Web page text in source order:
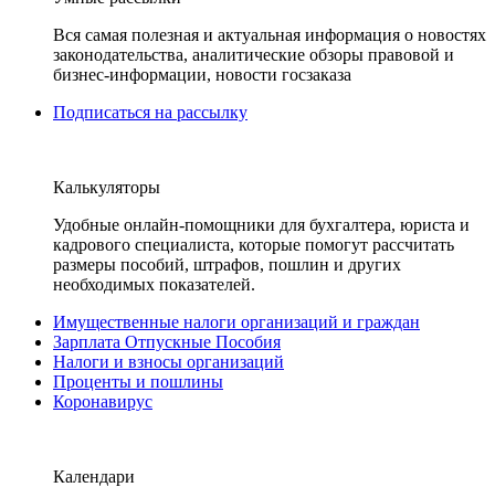
Вся самая полезная и актуальная информация о новостях
законодательства, аналитические обзоры правовой и
бизнес-информации, новости госзаказа
Подписаться на рассылку
Калькуляторы
Удобные онлайн-помощники для бухгалтера, юриста и
кадрового специалиста, которые помогут рассчитать
размеры пособий, штрафов, пошлин и других
необходимых показателей.
Имущественные налоги организаций и граждан
Зарплата Отпускные Пособия
Налоги и взносы организаций
Проценты и пошлины
Коронавирус
Календари